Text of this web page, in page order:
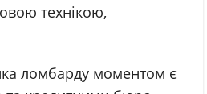
технікою,
ломбарду моментом є